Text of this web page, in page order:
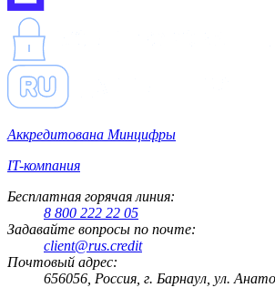
Аккредитована Минцифры
IT-компания
Бесплатная горячая линия:
8 800 222 22 05
Задавайте вопросы по почте:
client@rus.credit
Почтовый адрес:
656056, Россия, г. Барнаул, ул.